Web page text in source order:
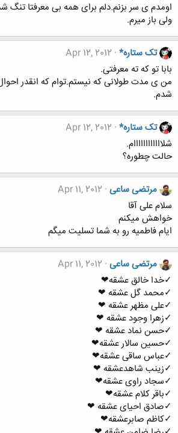
اومدم ی سر بزنم.دلم برای همه بی معرفتا تنگ
ولی باز میرم.
تک ستاره* Apr 12, 2012
بابا تو که ته معرفتی.
من ی مدت طولانی که نیستم.توام که انقدر
شدم.
تک ستاره* Apr 12, 2012
شلاااااااااااام.
حالت چطوره؟
مرتضی ساعی Apr 11, 2012
سلام علی آقا
خواهش میکنم
ایام فاطمیه رو به شما تسلیت میگم
مرتضی ساعی Apr 11, 2012
✓خدا خالق عشقه❤
✓محمد گل عشقه ❤
✓علی مظهر عشقه ❤
✓زهرا وجود عشقه ❤
✓حسن نماد عشقه ❤
✓حسین سالار عشقه❤
✓عباس ساقی عشقه❤
✓زینب شاهدعشقه ❤
✓سجاد راوی عشقه❤
✓باقر کلام عشقه❤
✓صادق احیای عشقه ❤
✓کاظم صابرعشقه❤